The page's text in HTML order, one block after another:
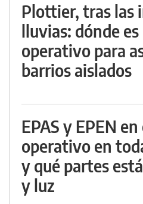
Plottier, tras las
lluvias: dónde
operativo para
barrios aislados
EPAS y EPEN
operativo en
y qué partes
y luz